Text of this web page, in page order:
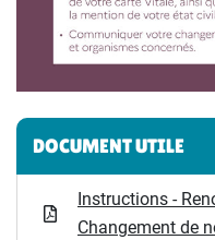
Informations
DOCUMENT UTILE
Instructions -
Changement de